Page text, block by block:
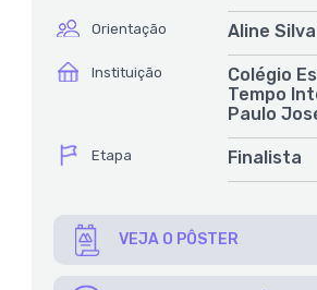
íconeOrientação
Aline
íconeInstituição
Colégio
Tempo
Paulo
íconeEtapa Finalista
VEJA O PÔSTER